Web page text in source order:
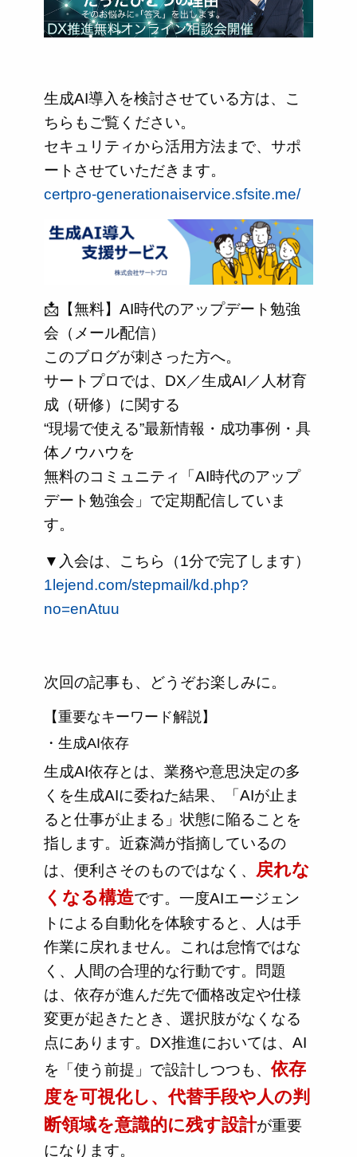
生成AI導入を検討させている方は、こ
ちらもご覧ください。
セキュリティから活用方法まで、サポ
ートさせていただきます。
certpro-generationaiservice.sfsite.me/
📩【無料】AI時代のアップデート勉強
会（メール配信）
このブログが刺さった方へ。
サートプロでは、DX／生成AI／人材育
成（研修）に関する
“現場で使える”最新情報・成功事例・具
体ノウハウを
無料のコミュニティ「AI時代のアップ
デート勉強会」で定期配信していま
す。
▼入会は、こちら（1分で完了します）
1lejend.com/stepmail/kd.php?
no=enAtuu
次回の記事も、どうぞお楽しみに。
【重要なキーワード解説】
・生成AI依存
生成AI依存とは、業務や意思決定の多
くを生成AIに委ねた結果、「AIが止ま
ると仕事が止まる」状態に陥ることを
指します。近森満が指摘しているの
は、便利さそのものではなく、 戻れな
くなる構造です。一度AIエージェン
トによる自動化を体験すると、人は手
作業に戻れません。これは怠惰ではな
く、人間の合理的な行動です。問題
は、依存が進んだ先で価格改定や仕様
変更が起きたとき、選択肢がなくなる
点にあります。DX推進においては、AI
を「使う前提」で設計しつつも、 依存
度を可視化し、代替手段や人の判
断領域を意識的に残す設計が重要
になります。